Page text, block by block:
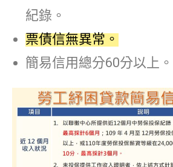
紀錄。
票債信無異常。
簡易信用總分60分以上。